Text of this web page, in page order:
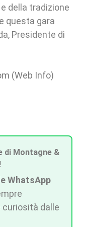
della tradizione
questa gara
Presidente di
(Web Info)
di Montagne &
WhatsApp
dalle